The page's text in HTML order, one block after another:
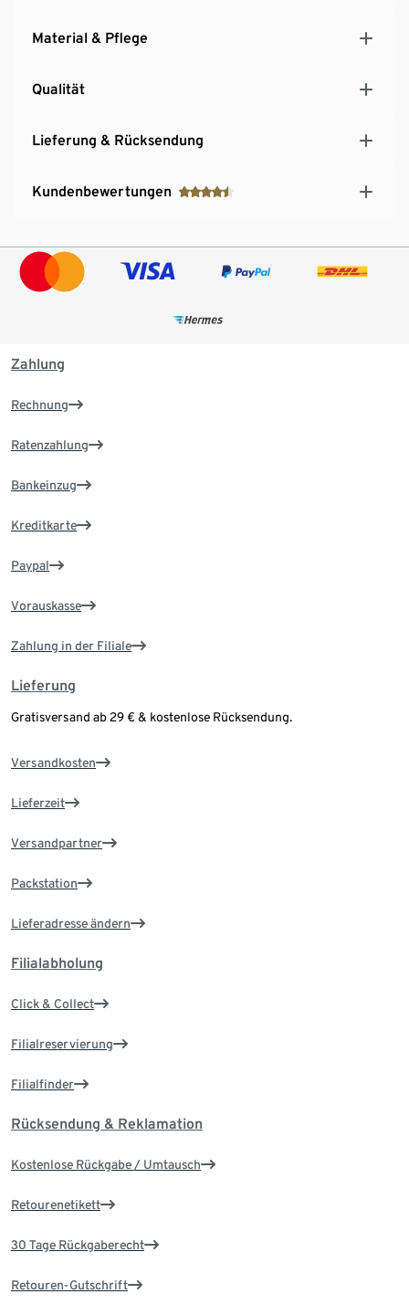
Material & Pflege
Qualität
Lieferung & Rücksendung
Kundenbewertungen
Zahlung
Rechnung
Ratenzahlung
Bankeinzug
Kreditkarte
Paypal
Vorauskasse
Zahlung in der Filiale
Lieferung
Gratisversand ab 29 € & kostenlose Rücksendung.
Versandkosten
Lieferzeit
Versandpartner
Packstation
Lieferadresse ändern
Filialabholung
Click & Collect
Filialreservierung
Filialfinder
Rücksendung & Reklamation
Kostenlose Rückgabe / Umtausch
Retourenetikett
30 Tage Rückgaberecht
Retouren-Gutschrift